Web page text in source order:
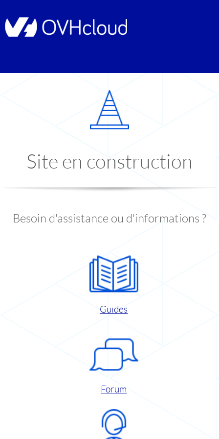
Site en construction
Besoin d'assistance ou d'informations ?
Guides
Forum